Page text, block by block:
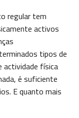
regular tem
activos
tipos de
actividade física
é suficiente
E quanto mais